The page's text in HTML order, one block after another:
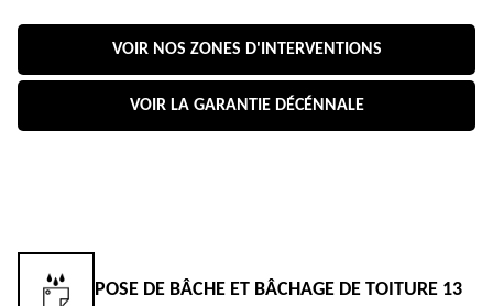
VOIR NOS ZONES D'INTERVENTIONS
VOIR LA GARANTIE DÉCÉNNALE
POSE DE BÂCHE ET BÂCHAGE DE TOITURE 13